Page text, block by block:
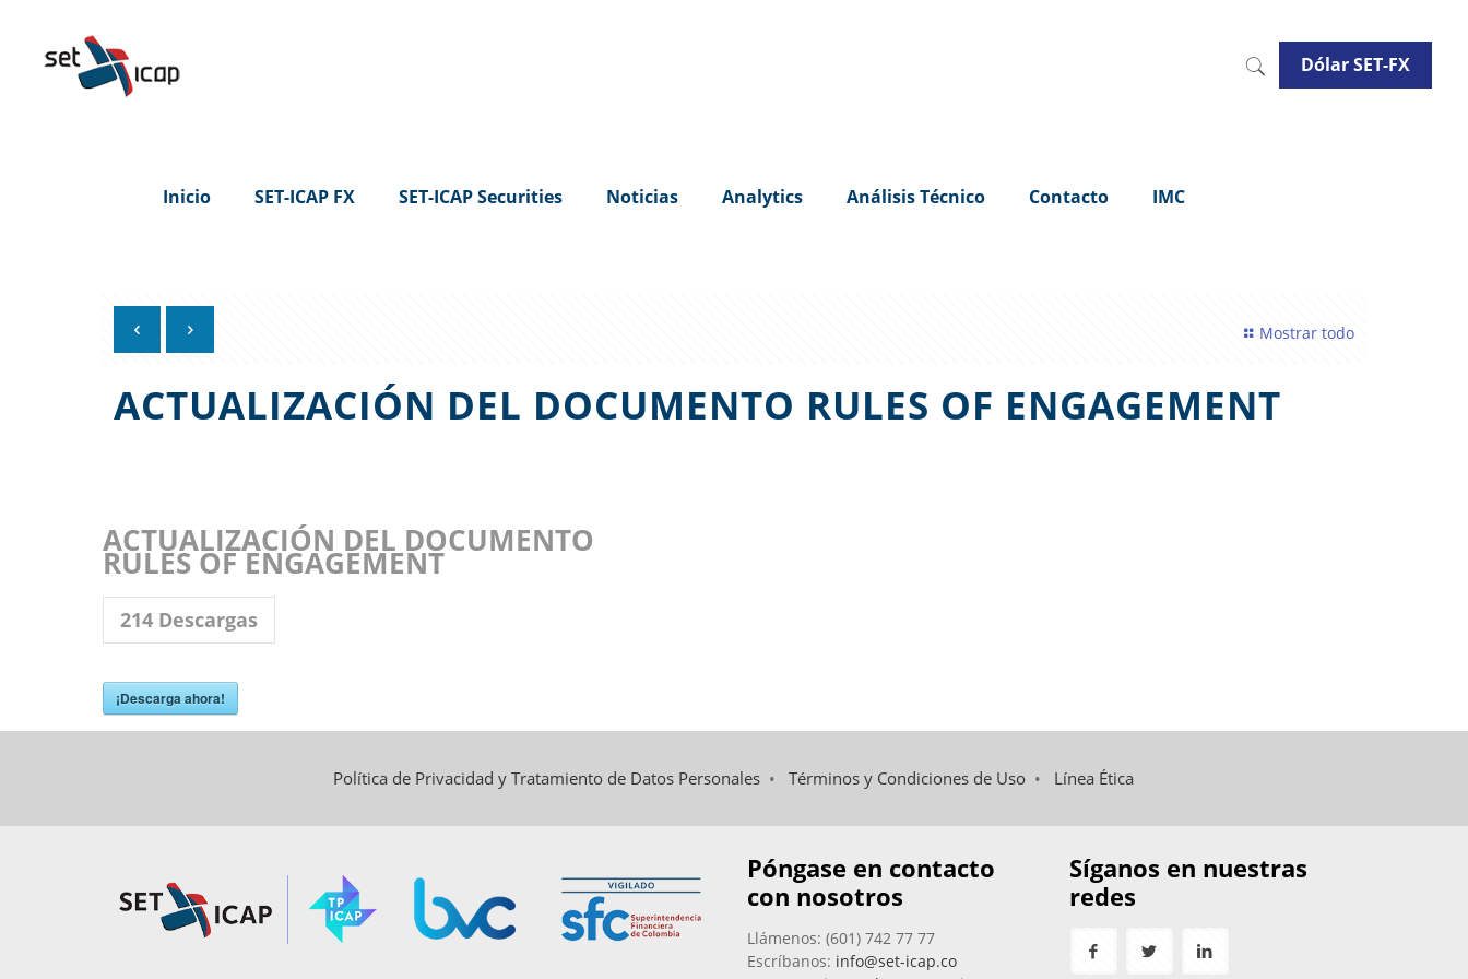
Inicio SET-ICAP FX SET-ICAP Securities Noticias Analytics Análisis Técnico Contacto IMC
Dólar SET-FX
Mostrar todo
ACTUALIZACIÓN DEL DOCUMENTO RULES OF ENGAGEMENT
ACTUALIZACIÓN DEL DOCUMENTO
RULES OF ENGAGEMENT
214Descargas
¡Descarga ahora!
Política de Privacidad y Tratamiento de Datos Personales •Términos y Condiciones de Uso • Línea Ética
Póngase en contacto
con nosotros
Llámenos: (601) 742 77 77
Escríbanos: info@set-icap.co
Síganos en nuestras
redes